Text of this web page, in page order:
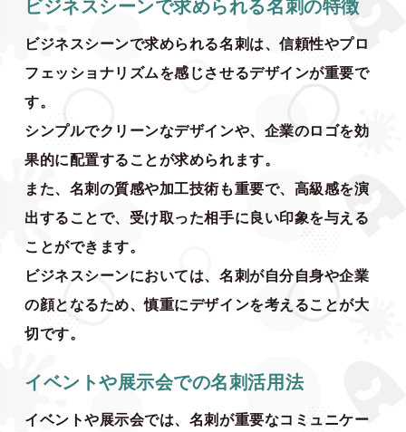
ビジネスシーンで求められる名刺の特徴
ビジネスシーンで求められる名刺は、信頼性やプロ
フェッショナリズムを感じさせるデザインが重要で
す。
シンプルでクリーンなデザインや、企業のロゴを効
果的に配置することが求められます。
また、名刺の質感や加工技術も重要で、高級感を演
出することで、受け取った相手に良い印象を与える
ことができます。
ビジネスシーンにおいては、名刺が自分自身や企業
の顔となるため、慎重にデザインを考えることが大
切です。
イベントや展示会での名刺活用法
イベントや展示会では、名刺が重要なコミュニケー